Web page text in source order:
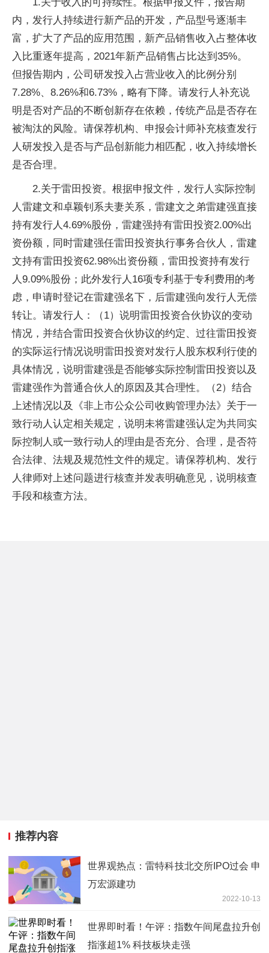
内，发行人持续进行新产品的开发，产品型号逐渐丰
富，扩大了产品的应用范围，新产品销售收入占整体收
入比重逐年提高，2021年新产品销售占比达到35%。
但报告期内，公司研发投入占营业收入的比例分别
7.28%、8.26%和6.73%，略有下降。请发行人补充说
明是否对产品的不断创新存在依赖，传统产品是否存在
被淘汰的风险。请保荐机构、申报会计师补充核查发行
人研发投入是否与产品创新能力相匹配，收入持续增长
是否合理。
2.关于雷田投资。根据申报文件，发行人实际控制
人雷建文和卓颖钊系夫妻关系，雷建文之弟雷建强直接
持有发行人4.69%股份，雷建强持有雷田投资2.00%出
资份额，同时雷建强任雷田投资执行事务合伙人，雷建
文持有雷田投资62.98%出资份额，雷田投资持有发行
人9.09%股份；此外发行人16项专利基于专利费用的考
虑，申请时登记在雷建强名下，后雷建强向发行人无偿
转让。请发行人：（1）说明雷田投资合伙协议的变动
情况，并结合雷田投资合伙协议的约定、过往雷田投资
的实际运行情况说明雷田投资对发行人股东权利行使的
具体情况，说明雷建强是否能够实际控制雷田投资以及
雷建强作为普通合伙人的原因及其合理性。（2）结合
上述情况以及《非上市公众公司收购管理办法》关于一
致行动人认定相关规定，说明未将雷建强认定为共同实
际控制人或一致行动人的理由是否充分、合理，是否符
合法律、法规及规范性文件的规定。请保荐机构、发行
人律师对上述问题进行核查并发表明确意见，说明核查
手段和核查方法。
推荐内容
世界观热点：雷特科技北交所IPO过会 申
万宏源建功
2022-10-13
世界即时看！午评：指数午间尾盘拉升创
指涨超1% 科技板块走强